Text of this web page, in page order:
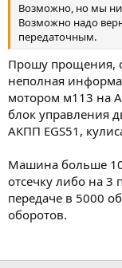
Возможно, но мы
Возможно надо
передаточным.
Прошу прощения,
неполная
мотором м113 на
блок управления
АКПП EGS51,
Машина больше
отсечку либо на 3
передаче в 5000
оборотов.